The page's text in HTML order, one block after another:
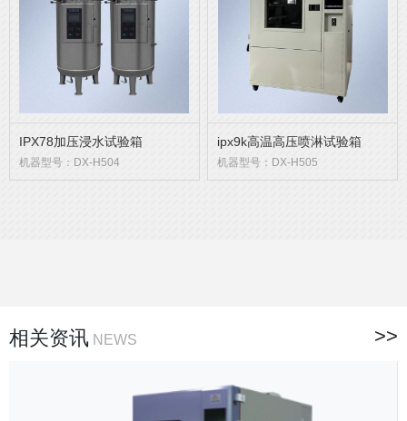
IPX78加压浸水试验箱
机器型号：DX-H504
ipx9k高温高压喷淋试验箱
机器型号：DX-H505
相关资讯 NEWS >>